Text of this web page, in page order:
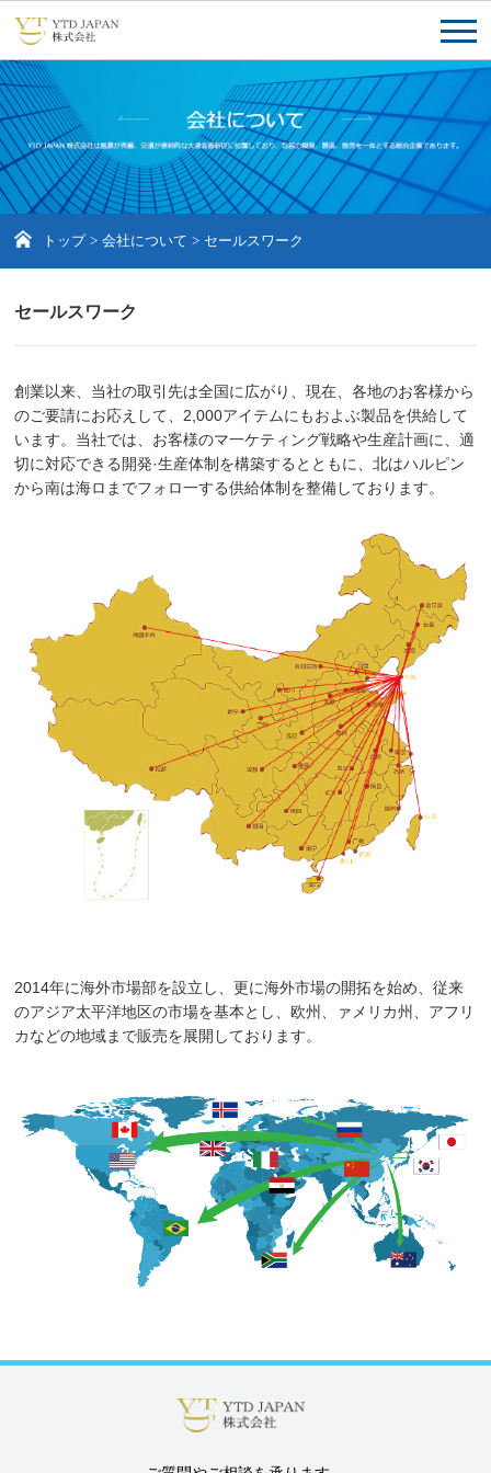
トップ > 会社について >セールスワーク
セールスワーク
創業以来、当社の取引先は全国に広がり、現在、各地のお客様から
のご要請にお応えして、2,000アイテムにもおよぶ製品を供給して
います。当社では、お客様のマ一ケティング戦略や生産計画に、適
切に対応できる開発·生産体制を構築するとともに、北はハルピン
から南は海ロまでフォロ一する供給体制を整備しております。
2014年に海外市場部を設立し、更に海外市場の開拓を始め、従来
のアジア太平洋地区の市場を基本とし、欧州、ァメリカ州、アフリ
カなどの地域まで販売を展開しております。